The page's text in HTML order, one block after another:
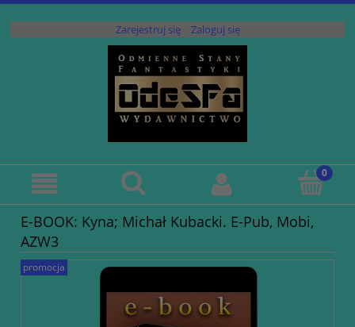
Zarejestruj się Zaloguj się
E-BOOK: Kyna; Michał Kubacki. E-Pub, Mobi,
AZW3
promocja